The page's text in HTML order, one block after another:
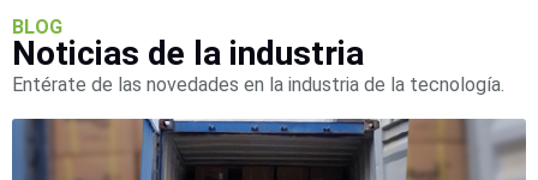
eSATA Discos
Duros
(HDD)
Memorias
BLOG
Noticias de la industria
Entérate de las novedades en la industria de la tecnología.